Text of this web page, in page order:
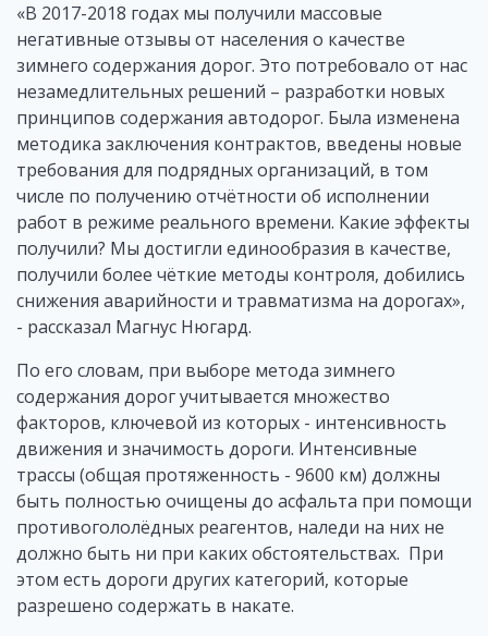
«В 2017-2018 годах мы получили массовые
негативные отзывы от населения о качестве
зимнего содержания дорог. Это потребовало от нас
незамедлительных решений – разработки новых
принципов содержания автодорог. Была изменена
методика заключения контрактов, введены новые
требования для подрядных организаций, в том
числе по получению отчётности об исполнении
работ в режиме реального времени. Какие эффекты
получили? Мы достигли единообразия в качестве,
получили более чёткие методы контроля, добились
снижения аварийности и травматизма на дорогах»,
- рассказал Магнус Нюгард.
По его словам, при выборе метода зимнего
содержания дорог учитывается множество
факторов, ключевой из которых - интенсивность
движения и значимость дороги. Интенсивные
трассы (общая протяженность - 9600 км) должны
быть полностью очищены до асфальта при помощи
противогололёдных реагентов, наледи на них не
должно быть ни при каких обстоятельствах. При
этом есть дороги других категорий, которые
разрешено содержать в накате.